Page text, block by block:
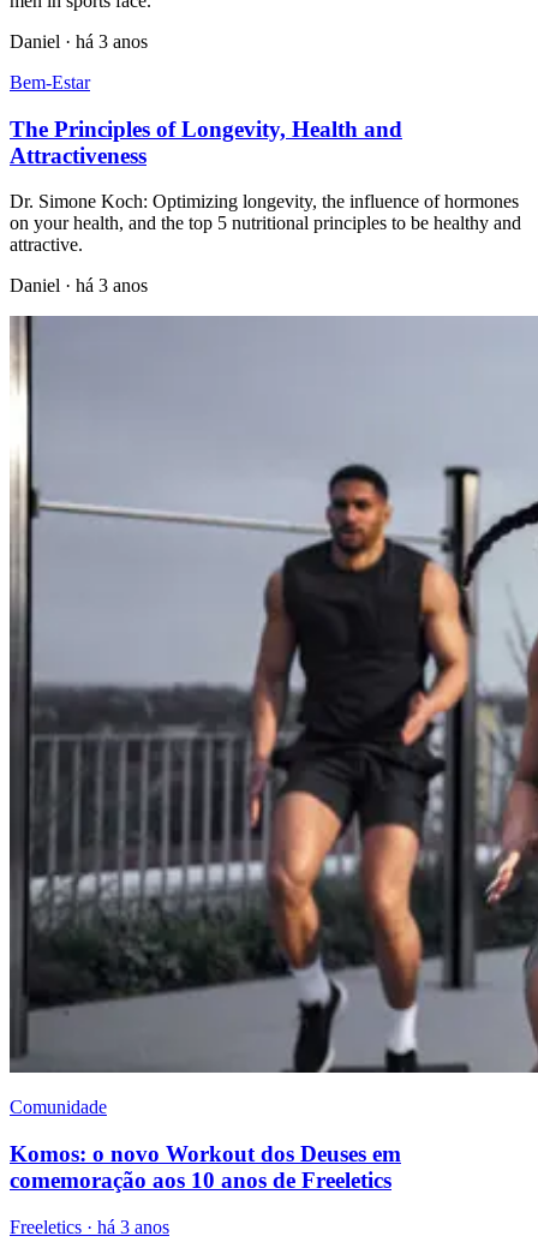
Daniel · há 3 anos
Bem-Estar
The Principles of Longevity, Health and
Attractiveness
Dr. Simone Koch: Optimizing longevity, the influence of hormones
on your health, and the top 5 nutritional principles to be healthy and
attractive.
Daniel · há 3 anos
Comunidade
Komos: o novo Workout dos Deuses em
comemoração aos 10 anos de Freeletics
Freeletics · há 3 anos